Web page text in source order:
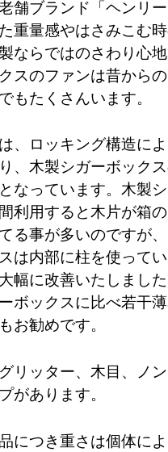
舗ブランド「ヘンリ
重量感やはさみこむ時
ならではのさわり心
スのファンは昔から
もたくさんいます。
、ロッキング構造に
、木製シガーボック
なっています。木製
利用すると木片が箱
る事が多いのですが
は内部に柱を使って
幅に改善いたしまし
ボックスに比べ若干
お勧めです。
リッター、木目、ノ
があります。
につき重さは個体に